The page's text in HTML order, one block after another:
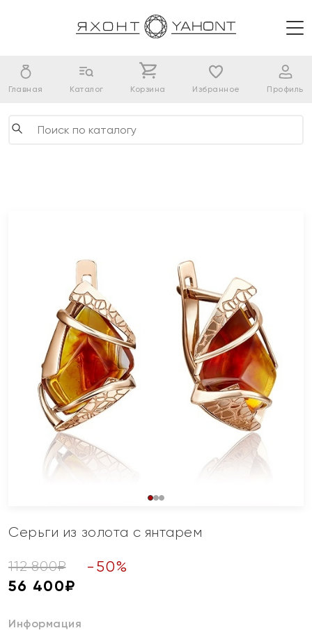
Главная Каталог Корзина Избранное Профиль
Серьги из золота с янтарем
112 800₽ - 50%
56 400₽
Информация